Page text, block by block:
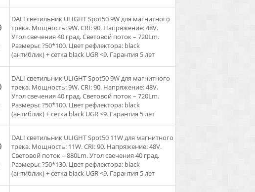
DALI cветильник ULIGHT Spot50 9W для магнитного
трека. Мощность: 9W. CRI: 90. Напряжение: 48V.
Угол свечения 40 град. Световой поток – 720Lm.
Размеры: ?50*100. Цвет рефлектора: black
(антиблик) + сетка black UGR <9. Гарантия 5 лет
DALI cветильник ULIGHT Spot50 9W для магнитного
трека. Мощность: 9W. CRI: 90. Напряжение: 48V.
Угол свечения 40 град. Световой поток – 720Lm.
Размеры: ?50*100. Цвет рефлектора: black
(антиблик) + сетка black UGR <9. Гарантия 5 лет
DALI cветильник ULIGHT Spot50 11W для магнитного
трека. Мощность: 11W. CRI: 90. Напряжение: 48V.
Световой поток – 880Lm. Угол свечения 40 град.
Размеры: ?50*130. Цвет рефлектора: black
(антиблик) + сетка black UGR <9. Гарантия 5 лет